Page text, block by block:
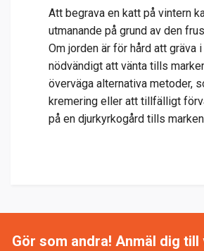
Att begrava en katt på vintern
utmanande på grund av den
Om jorden är för hård att gräva
nödvändigt att vänta tills
överväga alternativa metoder,
kremering eller att tillfälligt
på en djurkyrkogård tills marken
Gör som andra! Anmäl dig